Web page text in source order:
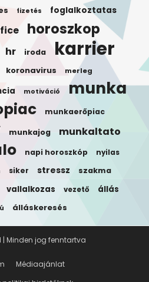
fizetés foglalkoztatas
horoszkop
hr iroda karrier
koronavirus merleg
motiváció munka
munkaerőpiac
munkajog munkaltato
napi horoszkóp nyilas
siker stressz szakma
vallalkozas vezető állás
álláskeresés
Médiaajánlat
| Minden jog fenntartva